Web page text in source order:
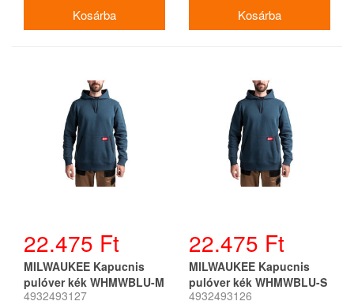
22.475 Ft
MILWAUKEE Kapucnis
pulóver kék WHMWBLU-M
4932493127
22.475 Ft
MILWAUKEE Kapucnis
pulóver kék WHMWBLU-S
4932493126